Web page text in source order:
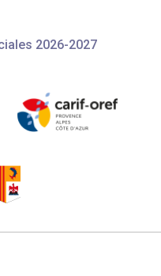
2026-2027